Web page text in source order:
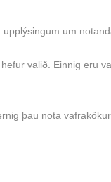
um
valið. Einnig eru
þau nota